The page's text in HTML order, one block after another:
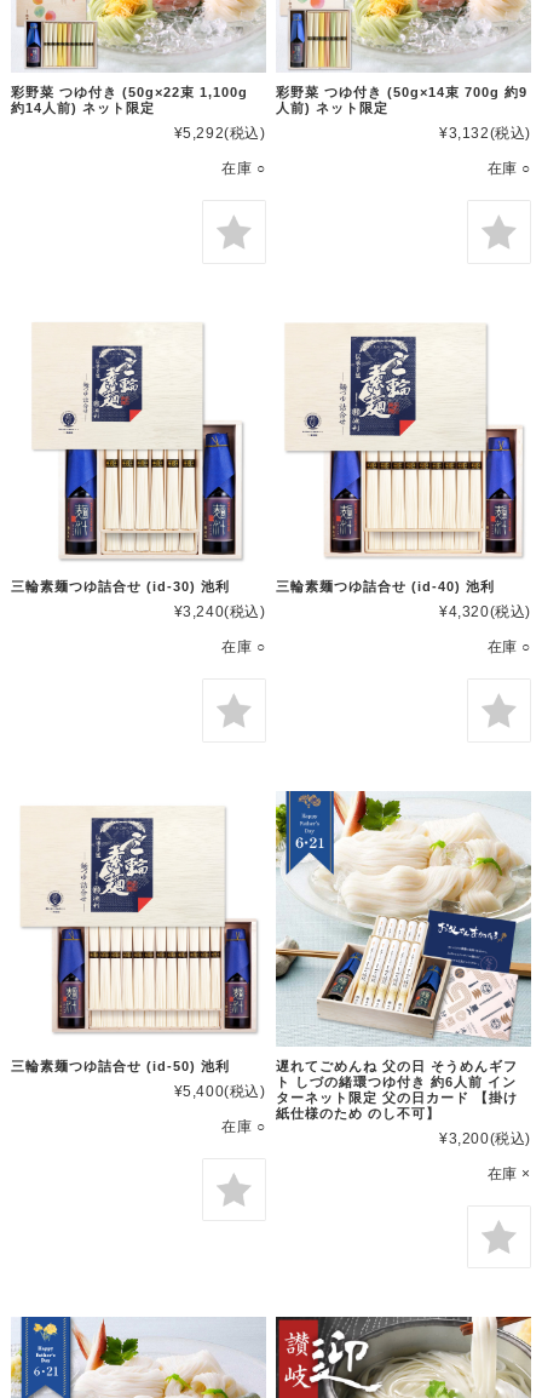
彩野菜 つゆ付き (50g×22束 1,100g
約14人前) ネット限定
¥5,292(税込)
在庫 ○
彩野菜 つゆ付き (50g×14束 700g 約9
人前) ネット限定
¥3,132(税込)
在庫 ○
三輪素麺つゆ詰合せ (id-30) 池利
¥3,240(税込)
在庫 ○
三輪素麺つゆ詰合せ (id-40) 池利
¥4,320(税込)
在庫 ○
三輪素麺つゆ詰合せ (id-50) 池利
¥5,400(税込)
在庫 ○
遅れてごめんね 父の日 そうめんギフ
ト しづの緒環つゆ付き 約6人前 イン
ターネット限定 父の日カード 【掛け
紙仕様のため のし不可】
¥3,200(税込)
在庫 ×